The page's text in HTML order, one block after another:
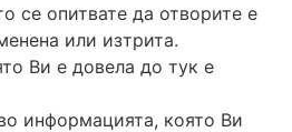
се опитвате да отворите е
или изтрита.
Ви е довела до тук е
информацията, която Ви